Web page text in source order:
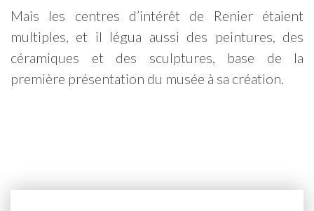
Mais les centres d’intérêt de Renier étaient
multiples, et il légua aussi des peintures, des
céramiques et des sculptures, base de la
première présentation du musée à sa création.